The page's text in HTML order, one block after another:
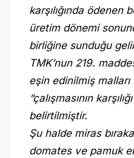
karşılığında ödenen
üretim dönemi
birliğine sunduğu
TMK’nun 219.
eşin edinilmiş malları
“çalışmasının
belirtilmiştir.
Şu halde miras
domates ve pamuk